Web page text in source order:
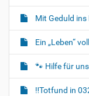
Mit Geduld ins
Ein „Leben“
🐾 Hilfe für
‼️Totfund in